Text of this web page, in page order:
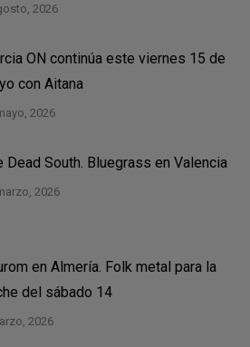
2026
ON continúa este viernes 15 de
con Aitana
2026
Dead South. Bluegrass en Valencia
2026
en Almería. Folk metal para la
del sábado 14
2026